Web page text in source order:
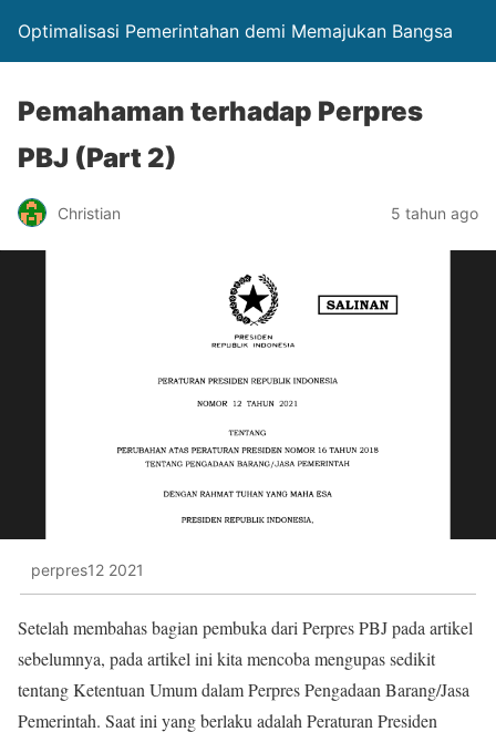
Optimalisasi Pemerintahan demi Memajukan Bangsa
Pemahaman terhadap Perpres
PBJ (Part 2)
Christian 5 tahun ago
perpres12 2021
Setelah membahas bagian pembuka dari Perpres PBJ pada artikel
sebelumnya, pada artikel ini kita mencoba mengupas sedikit
tentang Ketentuan Umum dalam Perpres Pengadaan Barang/Jasa
Pemerintah. Saat ini yang berlaku adalah Peraturan Presiden